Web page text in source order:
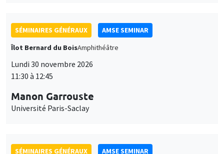
SÉMINAIRES GÉNÉRAUX
AMSE SEMINAR
Îlot Bernard du Bois
Amphithéâtre
Lundi 30 novembre 2026
11:30 à 12:45
Manon Garrouste
Université Paris-Saclay
SÉMINAIRES GÉNÉRAUX AMSE SEMINAR